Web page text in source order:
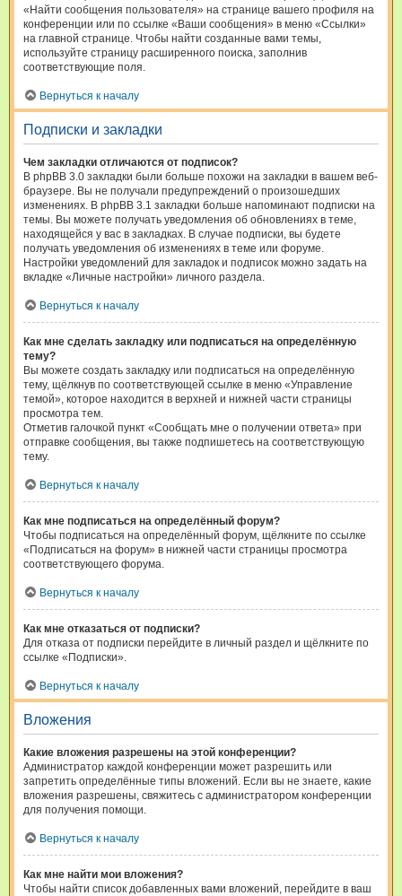
«Найти сообщения пользователя» на странице вашего профиля на
конференции или по ссылке «Ваши сообщения» в меню «Ссылки»
на главной странице. Чтобы найти созданные вами темы,
используйте страницу расширенного поиска, заполнив
соответствующие поля.
Вернуться к началу
Подписки и закладки
Чем закладки отличаются от подписок?
В phpBB 3.0 закладки были больше похожи на закладки в вашем веб-
браузере. Вы не получали предупреждений о произошедших
изменениях. В phpBB 3.1 закладки больше напоминают подписки на
темы. Вы можете получать уведомления об обновлениях в теме,
находящейся у вас в закладках. В случае подписки, вы будете
получать уведомления об изменениях в теме или форуме.
Настройки уведомлений для закладок и подписок можно задать на
вкладке «Личные настройки» личного раздела.
Вернуться к началу
Как мне сделать закладку или подписаться на определённую
тему?
Вы можете создать закладку или подписаться на определённую
тему, щёлкнув по соответствующей ссылке в меню «Управление
темой», которое находится в верхней и нижней части страницы
просмотра тем.
Отметив галочкой пункт «Сообщать мне о получении ответа» при
отправке сообщения, вы также подпишетесь на соответствующую
тему.
Вернуться к началу
Как мне подписаться на определённый форум?
Чтобы подписаться на определённый форум, щёлкните по ссылке
«Подписаться на форум» в нижней части страницы просмотра
соответствующего форума.
Вернуться к началу
Как мне отказаться от подписки?
Для отказа от подписки перейдите в личный раздел и щёлкните по
ссылке «Подписки».
Вернуться к началу
Вложения
Какие вложения разрешены на этой конференции?
Администратор каждой конференции может разрешить или
запретить определённые типы вложений. Если вы не знаете, какие
вложения разрешены, свяжитесь с администратором конференции
для получения помощи.
Вернуться к началу
Как мне найти мои вложения?
Чтобы найти список добавленных вами вложений, перейдите в ваш